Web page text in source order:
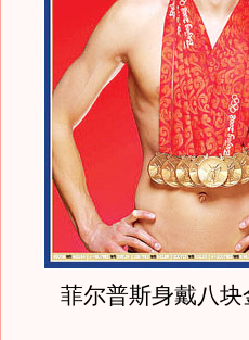
菲尔普斯身戴八块